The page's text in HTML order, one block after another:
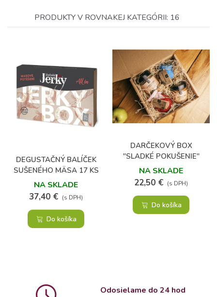
PRODUKTY V ROVNAKEJ KATEGÓRII: 16
DEGUSTAČNÝ BALÍČEK
SUŠENÉHO MÄSA 17 KS
NA SKLADE
37,40 € (s DPH)
Do košíka
DARČEKOVÝ BOX
"SLADKÉ POKUŠENIE"
NA SKLADE
22,50 € (s DPH)
Do košíka
Odosielame do 24 hod